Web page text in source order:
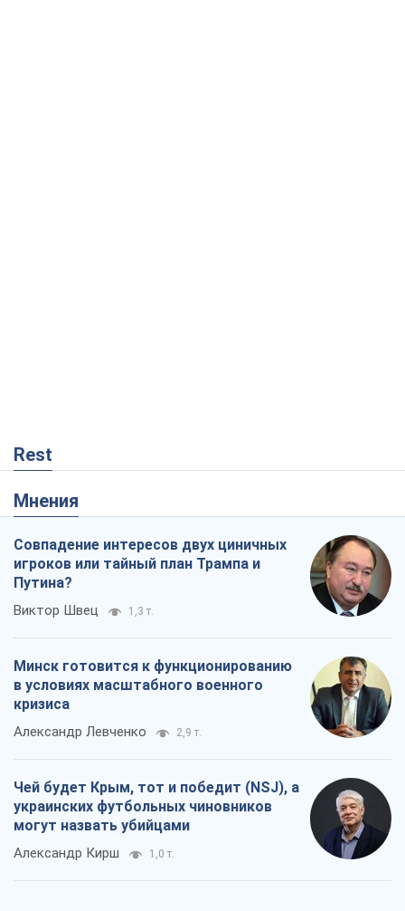
Rest
Мнения
Совпадение интересов двух циничных
игроков или тайный план Трампа и
Путина?
Виктор Швец 1,3 т.
Минск готовится к функционированию
в условиях масштабного военного
кризиса
Александр Левченко 2,9 т.
Чей будет Крым, тот и победит (NSJ), а
украинских футбольных чиновников
могут назвать убийцами
Александр Кирш 1,0 т.